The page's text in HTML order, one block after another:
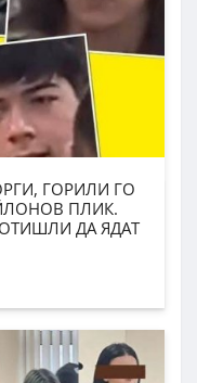
ГОРИЛИ ГО
ПЛИК.
ДА ЯДАТ